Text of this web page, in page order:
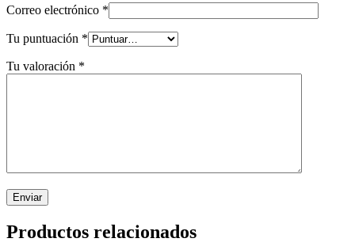
Correo electrónico *
Tu puntuación *
Tu valoración *
Productos relacionados